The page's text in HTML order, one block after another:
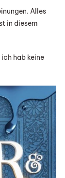
Alles
in diesem
hab keine